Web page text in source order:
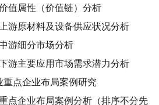
值属性（价值链）分析
游原材料及设备供应状况分析
游细分市场分析
游主要应用市场需求潜力分析
点企业布局案例研究
点企业布局案例分析（排序不分先